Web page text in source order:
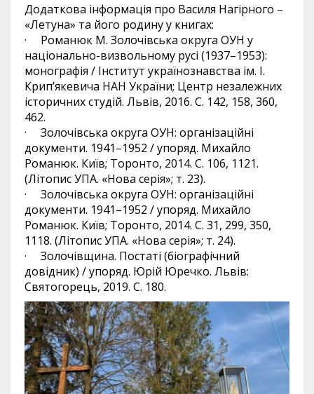
Додаткова інформація про Василя Нагірного –
«Летуна» та його родину у книгах:
· Романюк М. Золочівська округа ОУН у
національно-визвольному русі (1937–1953):
монографія / Інститут українознавства ім. І.
Крип’якевича НАН України; Центр незалежних
історичних студій. Львів, 2016. С. 142, 158, 360,
462.
· Золочівська округа ОУН: організаційні
документи. 1941–1952 / упоряд. Михайло
Романюк. Київ; Торонто, 2014. С. 106, 1121.
(Літопис УПА. «Нова серія»; т. 23).
· Золочівська округа ОУН: організаційні
документи. 1941–1952 / упоряд. Михайло
Романюк. Київ; Торонто, 2014. С. 31, 299, 350,
1118. (Літопис УПА. «Нова серія»; т. 24).
· Золочівщина. Постаті (біографічний
довідник) / упоряд. Юрій Юречко. Львів:
Святогорець, 2019. С. 180.